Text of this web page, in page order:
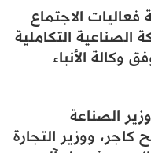
الاجتماع
الصناعية التكاملية
وكالة الأنباء
الصناعة
كاجر، ووزير التجارة